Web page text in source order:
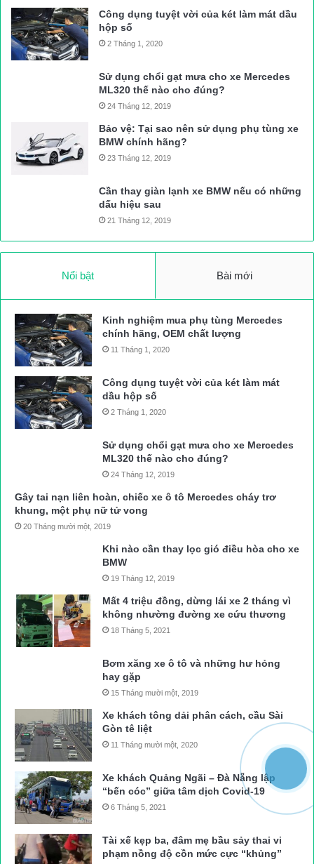
Công dụng tuyệt vời của két làm mát dầu
hộp số
2 Tháng 1, 2020
Sử dụng chổi gạt mưa cho xe Mercedes
ML320 thế nào cho đúng?
24 Tháng 12, 2019
Bảo vệ: Tại sao nên sử dụng phụ tùng xe
BMW chính hãng?
23 Tháng 12, 2019
Cần thay giàn lạnh xe BMW nếu có những
dấu hiệu sau
21 Tháng 12, 2019
Nổi bật Bài mới
Kinh nghiệm mua phụ tùng Mercedes
chính hãng, OEM chất lượng
11 Tháng 1, 2020
Công dụng tuyệt vời của két làm mát
dầu hộp số
2 Tháng 1, 2020
Sử dụng chổi gạt mưa cho xe Mercedes
ML320 thế nào cho đúng?
24 Tháng 12, 2019
Gây tai nạn liên hoàn, chiếc xe ô tô Mercedes cháy trơ
khung, một phụ nữ tử vong
20 Tháng mười một, 2019
Khi nào cần thay lọc gió điều hòa cho xe
BMW
19 Tháng 12, 2019
Mất 4 triệu đồng, dừng lái xe 2 tháng vì
không nhường đường xe cứu thương
18 Tháng 5, 2021
Bơm xăng xe ô tô và những hư hỏng
hay gặp
15 Tháng mười một, 2019
Xe khách tông dải phân cách, cầu Sài
Gòn tê liệt
11 Tháng mười một, 2020
Xe khách Quảng Ngãi – Đà Nẵng lập
“bến cóc” giữa tâm dịch Covid-19
6 Tháng 5, 2021
Tài xế kẹp ba, đâm mẹ bầu sảy thai vi
phạm nồng độ cồn mức cực “khủng”